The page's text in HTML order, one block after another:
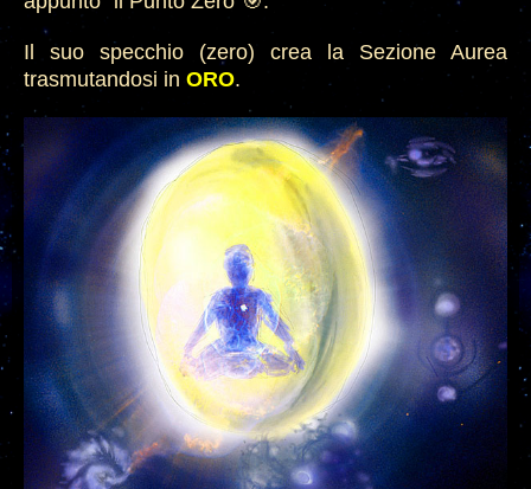
Il suo specchio (zero) crea la Sezione Aurea
trasmutandosi in ORO.